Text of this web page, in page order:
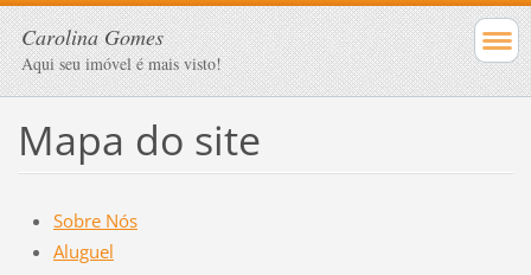
Carolina Gomes
Aqui seu imóvel é mais visto!
Mapa do site
Sobre Nós
Aluguel